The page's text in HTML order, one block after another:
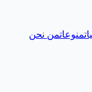
منوعاتمن نحن